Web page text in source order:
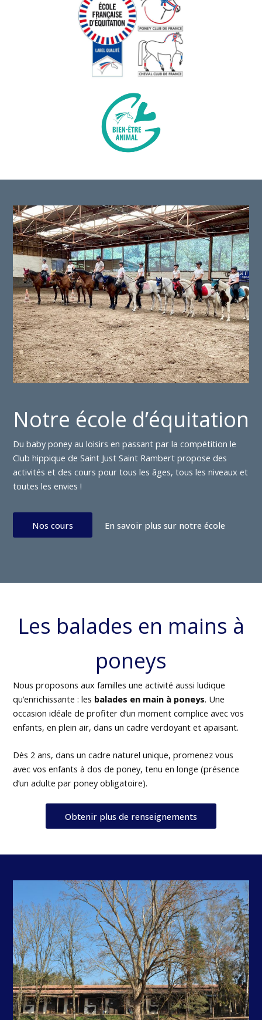
Notre école d’équitation
Du baby poney au loisirs en passant par la compétition le
Club hippique de Saint Just Saint Rambert propose des
activités et des cours pour tous les âges, tous les niveaux et
toutes les envies !
Nos cours En savoir plus sur notre école
Les balades en mains à
poneys
Nous proposons aux familles une activité aussi ludique
qu’enrichissante : les balades en main à poneys. Une
occasion idéale de profiter d’un moment complice avec vos
enfants, en plein air, dans un cadre verdoyant et apaisant.
Dès 2 ans, dans un cadre naturel unique, promenez vous
avec vos enfants à dos de poney, tenu en longe (présence
d’un adulte par poney obligatoire).
Obtenir plus de renseignements